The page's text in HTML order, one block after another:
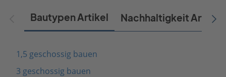
Bautypen Artikel Nachhaltigkeit Artikel
1,5 geschossig bauen
3 geschossig bauen